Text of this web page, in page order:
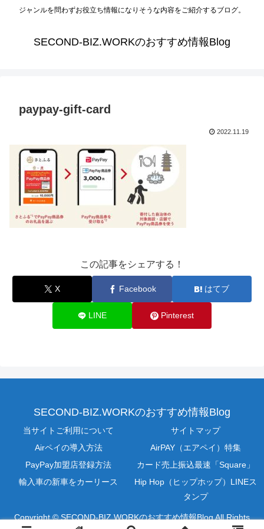
ジャンルを問わずお役立ち情報になりそうな内容をご紹介するブログ。
SECOND-BIZ.WORKのおすすめ情報Blog
paypay-gift-card
2022.11.19
この記事をシェアする！
X Facebook はてブ
LINE Pinterest
SECOND-BIZ.WORKのおすすめ情報Blog
当サイトご利用について
サイトマップ
Airペイの導入方法
AirPAY（エアペイ）特集
PayPay加盟店登録方法
カード売上振込最速「Square」
輸入車の新車をカーリース
Hip Hop（ヒップホップ）LINEス
タンプ
Copyright © SECOND-BIZ.WORKのおすすめ情報Blog All Rights